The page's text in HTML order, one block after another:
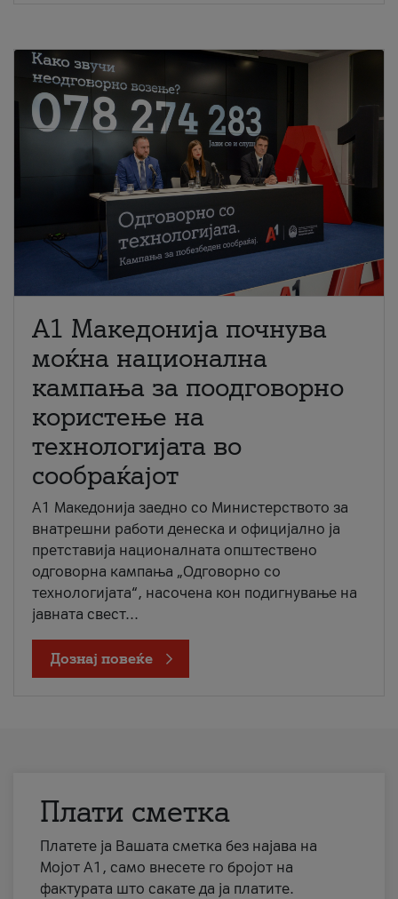
A1 Македонија почнува
моќна национална
кампања за поодговорно
користење на
технологијата во
сообраќајот
A1 Македонија заедно со Министерството за
внатрешни работи денеска и официјално ја
претставија националната општествено
одговорна кампања „Одговорно со
технологијата“, насочена кон подигнување на
јавната свест...
Дознај повеќе
Плати сметка
Платете ја Вашата сметка без најава на
Мојот А1, само внесете го бројот на
фактурата што сакате да ја платите.